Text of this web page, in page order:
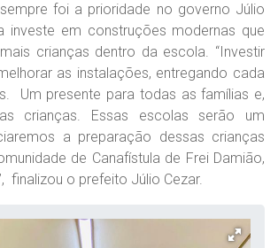
foi a prioridade no governo Júlio
investe em construções modernas que
crianças dentro da escola. “Investir
as instalações, entregando cada
Um presente para todas as famílias e,
as crianças. Essas escolas serão um
a preparação dessas crianças
de Canafístula de Frei Damião,
finalizou o prefeito Júlio Cezar.